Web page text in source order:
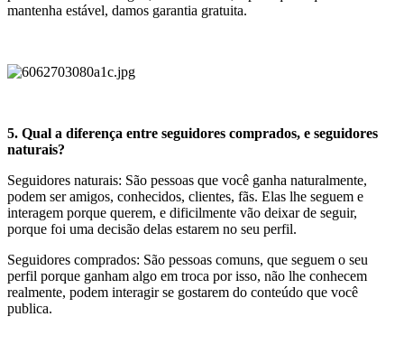
mantenha estável, damos garantia gratuita.
5. Qual a diferença entre seguidores comprados, e seguidores
naturais?
Seguidores naturais: São pessoas que você ganha naturalmente,
podem ser amigos, conhecidos, clientes, fãs. Elas lhe seguem e
interagem porque querem, e dificilmente vão deixar de seguir,
porque foi uma decisão delas estarem no seu perfil.
Seguidores comprados: São pessoas comuns, que seguem o seu
perfil porque ganham algo em troca por isso, não lhe conhecem
realmente, podem interagir se gostarem do conteúdo que você
publica.